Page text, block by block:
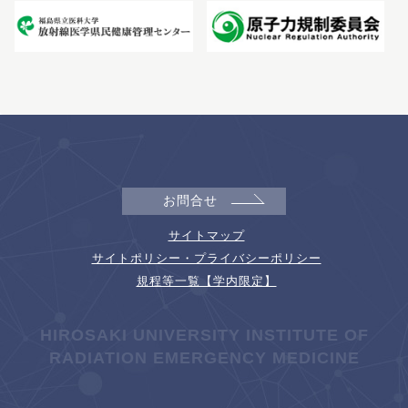
お問合せ
サイトマップ
サイトポリシー・プライバシーポリシー
規程等一覧【学内限定】
HIROSAKI UNIVERSITY INSTITUTE OF
RADIATION EMERGENCY MEDICINE